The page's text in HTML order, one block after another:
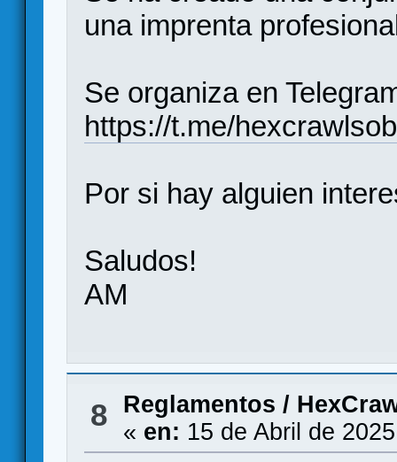
una imprenta
Se organiza en
https://t.me/
Por si hay alguien
Saludos!
AM
8 Reglamentos /
« en: 15 de Abril de